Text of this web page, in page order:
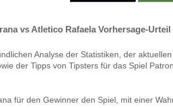
vs Atletico Rafaela Vorhersage-Urteil
Analyse der Statistiken, der
der Tipps von Tipsters für das Spiel
für den Gewinner den Spiel, mit einer